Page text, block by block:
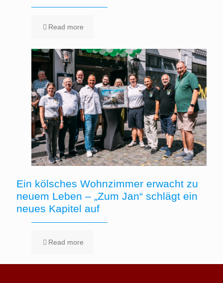
Read more
Ein kölsches Wohnzimmer erwacht zu
neuem Leben – „Zum Jan“ schlägt ein
neues Kapitel auf
Read more